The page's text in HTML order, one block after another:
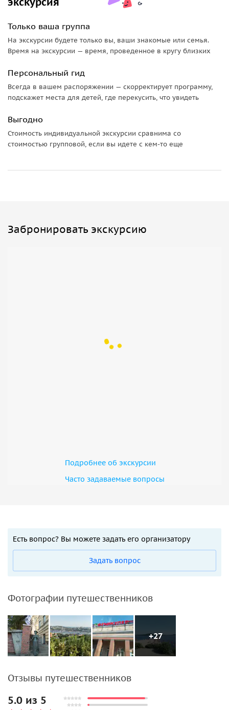
дополнительную стоимость можно организовать
• Возможно проведение данной экскурсии в
исключительно пешем формате в центре города — 5000
руб.
• Питание не входит в стоимость экскурсии. По вашему
заведение для обеда или ужина.
Только ваша группа
На экскурсии будете только вы, ваши знакомые или семья.
Время на экскурсии — время, проведенное в кругу близких
Персональный гид
Всегда в вашем распоряжении — скорректирует программу,
подскажет места для детей, где перекусить, что увидеть
Выгодно
Стоимость индивидуальной экскурсии сравнима со
стоимостью групповой, если вы идете с кем-то еще
Забронировать экскурсию
Подробнее об экскурсии
Часто задаваемые вопросы
Есть вопрос? Вы можете задать его организатору
Задать вопрос
Фотографии путешественников
+27
Отзывы путешественников
5.0 из 5